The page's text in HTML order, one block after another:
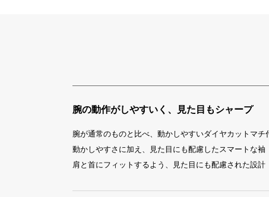
腕の動作がしやすいく、見た目もシャープ
腕が通常のものと比べ、動かしやすいダイヤカットマチ
動かしやすさに加え、見た目にも配慮したスマートな袖
肩と首にフィットするよう、見た目にも配慮された設計